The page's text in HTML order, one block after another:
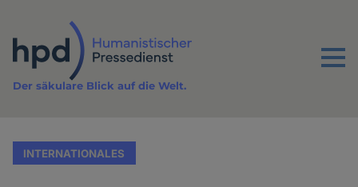
Inhalt
Menu
Der säkulare Blick auf die Welt.
INTERNATIONALES